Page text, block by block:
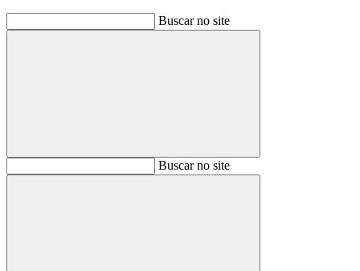
Buscar no site
BuscarBuscar no site